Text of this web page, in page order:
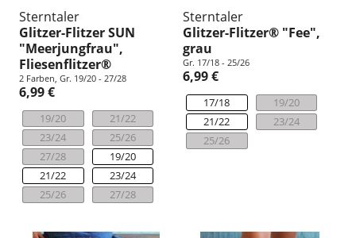
Sterntaler
Glitzer-Flitzer SUN
"Meerjungfrau",
Fliesenflitzer®
2 Farben, Gr. 19/20 - 27/28
6,99 €
19/20
21/22
23/24
25/26
27/28
19/20
21/22
23/24
25/26
27/28
Sterntaler
Glitzer-Flitzer® "Fee",
grau
Gr. 17/18 - 25/26
6,99 €
17/18
19/20
21/22
23/24
25/26